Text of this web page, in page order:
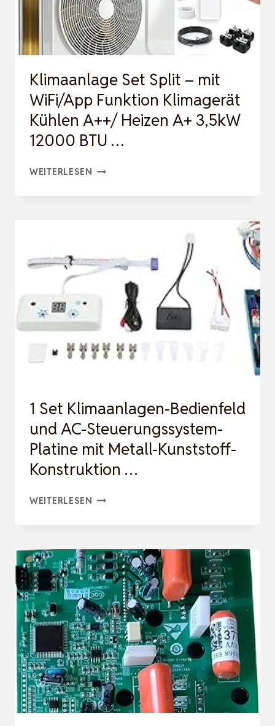
5W B
P2N1-A
01 P
…
Klimaanlage Set Split – mit
WiFi/App Funktion Klimagerät
Kühlen A++/ Heizen A+ 3,5kW
12000 BTU …
WEITERLESEN KLIMAANLAGE
WIFI/APP
FUNKTION
KLIMAGERÄT
KÜHLEN
HEIZEN
12000
BTU
…
1 Set Klimaanlagen-Bedienfeld
und AC-Steuerungssystem-
Platine mit Metall-Kunststoff-
Konstruktion …
WEITERLESEN
BEDIENFELD
UND
AC-
STEUERUNGSSYSTEM-
PLATINE
MIT
METALL-
KUNSTSTOFF-
KONSTRUKTION